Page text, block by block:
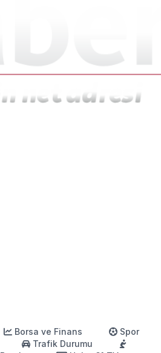
Borsa ve Finans
Spor
Trafik Durumu